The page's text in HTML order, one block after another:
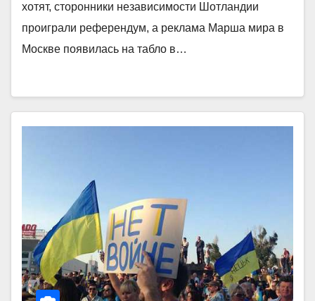
хотят, сторонники независимости Шотландии
проиграли референдум, а реклама Марша мира в
Москве появилась на табло в…